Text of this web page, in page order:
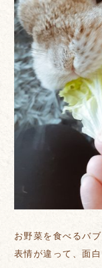
お野菜を食べるバ
表情が違って、面